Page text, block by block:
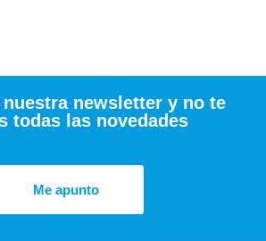
nuestra newsletter y no te
todas las novedades
Me apunto